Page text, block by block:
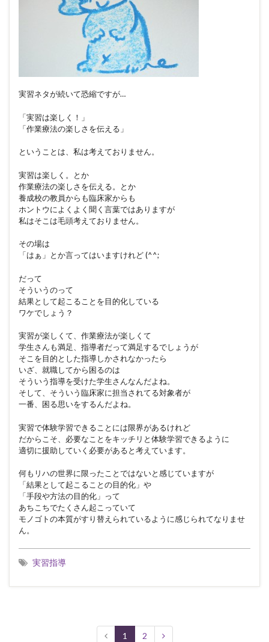
実習ネタが続いて恐縮ですが…
「実習は楽しく！」
「作業療法の楽しさを伝える」
ということは、私は考えておりません。
実習は楽しく。とか
作業療法の楽しさを伝える。とか
養成校の教員からも臨床家からも
ホントウによくよく聞く言葉ではありますが
私はそこは毛頭考えておりません。
その場は
「はぁ」とか言ってはいますけれど (^^;
だって
そういうのって
結果として起こることを目的化している
ワケでしょう？
実習が楽しくて、作業療法が楽しくて
学生さんも満足、指導者だって満足するでしょうが
そこを目的とした指導しかされなかったら
いざ、就職してから困るのは
そういう指導を受けた学生さんなんだよね。
そして、そういう臨床家に担当されてる対象者が
一番、困る思いをするんだよね。
実習で体験学習できることには限界があるけれど
だからこそ、必要なことをキッチリと体験学習できるように
適切に援助していく必要があると考えています。
何もリハの世界に限ったことではないと感じていますが
「結果として起こることの目的化」や
「手段や方法の目的化」って
あちこちでたくさん起こっていて
モノゴトの本質がすり替えられているように感じられてなりませ
ん。
実習指導
1 2